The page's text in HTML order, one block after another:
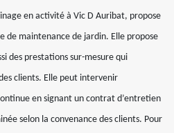
en activité à Vic D Auribat, propose
de maintenance de jardin. Elle propose
des prestations sur-mesure qui
clients. Elle peut intervenir
en signant un contrat d’entretien
selon la convenance des clients. Pour